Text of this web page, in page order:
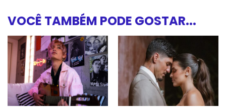
VOCÊ TAMBÉM PODE GOSTAR...